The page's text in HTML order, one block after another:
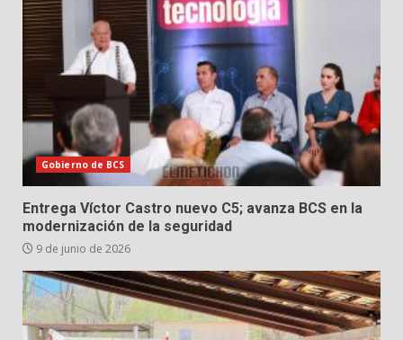
Gobierno de BCS
Entrega Víctor Castro nuevo C5; avanza BCS en la
modernización de la seguridad
9 de junio de 2026